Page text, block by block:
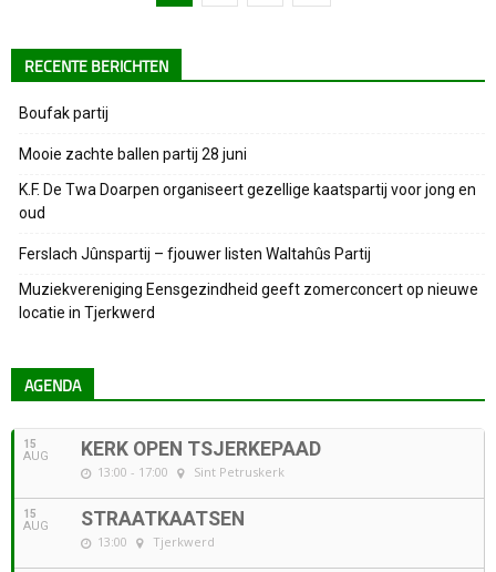
RECENTE BERICHTEN
Boufak partij
Mooie zachte ballen partij 28 juni
K.F. De Twa Doarpen organiseert gezellige kaatspartij voor jong en
oud
Ferslach Jûnspartij – fjouwer listen Waltahûs Partij
Muziekvereniging Eensgezindheid geeft zomerconcert op nieuwe
locatie in Tjerkwerd
AGENDA
15
AUG KERK OPEN TSJERKEPAAD
13:00 - 17:00 Sint Petruskerk
15
AUG STRAATKAATSEN
13:00 Tjerkwerd